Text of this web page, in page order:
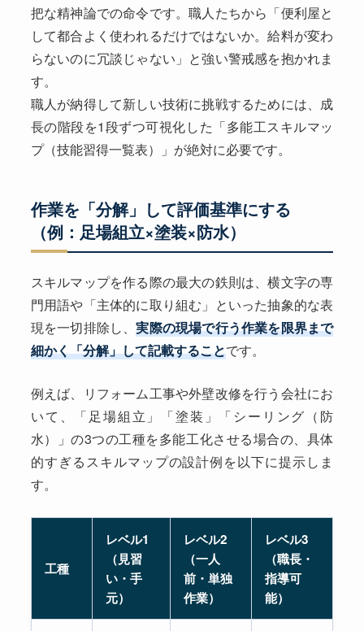
把な精神論での命令です。職人たちから「便利屋と
して都合よく使われるだけではないか。給料が変わ
らないのに冗談じゃない」と強い警戒感を抱かれま
す。
職人が納得して新しい技術に挑戦するためには、成
長の階段を1段ずつ可視化した「多能工スキルマッ
プ（技能習得一覧表）」が絶対に必要です。
作業を「分解」して評価基準にする
（例：足場組立×塗装×防水）
スキルマップを作る際の最大の鉄則は、横文字の専
門用語や「主体的に取り組む」といった抽象的な表
現を一切排除し、実際の現場で行う作業を限界まで
細かく「分解」して記載することです。
例えば、リフォーム工事や外壁改修を行う会社にお
いて、「足場組立」「塗装」「シーリング（防
水）」の3つの工種を多能工化させる場合の、具体
的すぎるスキルマップの設計例を以下に提示しま
す。
工種
レベル1
（見習
い・手
元）
レベル2
（一人
前・単独
作業）
レベル3
（職長・
指導可
能）